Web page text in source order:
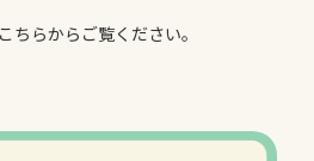
ちらからご覧ください。